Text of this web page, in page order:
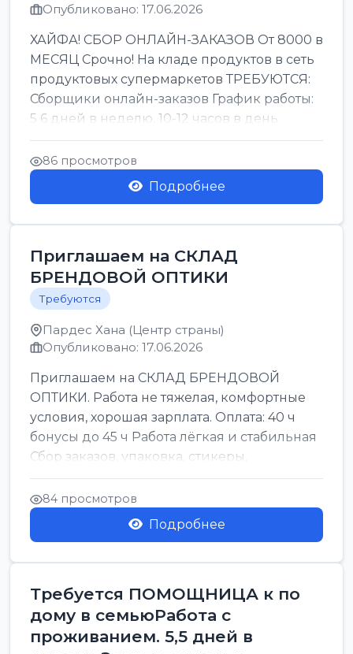
Опубликовано: 17.06.2026
ХАЙФА! СБОР ОНЛАЙН-ЗАКАЗОВ От 8000 в
МЕСЯЦ Срочно! На кладе продуктов в сеть
продуктовых супермаркетов ТРЕБУЮТСЯ:
Сборщики онлайн-заказов График работы:
5 6 дней в неделю, 10-12 часов в день.
Колле ОП...
86 просмотров
Подробнее
Приглашаем на СКЛАД
БРЕНДОВОЙ ОПТИКИ
Требуются
Пардес Хана (Центр страны)
Опубликовано: 17.06.2026
Приглашаем на СКЛАД БРЕНДОВОЙ
ОПТИКИ. Работа не тяжелая, комфортные
условия, хорошая зарплата. Оплата: 40 ч
бонусы до 45 ч Работа лёгкая и стабильная
Сбор заказов, упаковка, стикеры,
сортировка Воскре...
84 просмотров
Подробнее
Требуется ПОМОЩНИЦА к по
дому в семьюРабота с
проживанием. 5,5 дней в